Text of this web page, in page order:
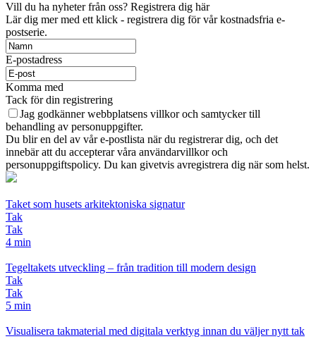
Vill du ha nyheter från oss? Registrera dig här
Lär dig mer med ett klick - registrera dig för vår kostnadsfria e-
postserie.
E-postadress
Komma med
Tack för din registrering
Jag godkänner webbplatsens villkor och samtycker till
behandling av personuppgifter.
Du blir en del av vår e-postlista när du registrerar dig, och det
innebär att du accepterar våra användarvillkor och
personuppgiftspolicy. Du kan givetvis avregistrera dig när som helst.
Taket som husets arkitektoniska signatur
Tak
Tak
4 min
Tegeltakets utveckling – från tradition till modern design
Tak
Tak
5 min
Visualisera takmaterial med digitala verktyg innan du väljer nytt tak